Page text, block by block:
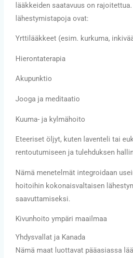
lääkkeiden saatavuus on
lähestymistapoja ovat:
Yrttilääkkeet (esim. kurkuma,
Hierontaterapia
Akupunktio
Jooga ja meditaatio
Kuuma- ja kylmähoito
Eteeriset öljyt, kuten laventeli tai
rentoutumiseen ja tulehduksen
Nämä menetelmät integroidaan
hoitoihin kokonaisvaltaisen
saavuttamiseksi.
Kivunhoito ympäri maailmaa
Yhdysvallat ja Kanada
Nämä maat luottavat pääasiassa